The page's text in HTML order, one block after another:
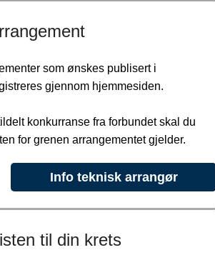
som ønskes publisert i
gjennom hjemmesiden.
konkurranse fra forbundet skal du
for grenen arrangementet gjelder.
Info teknisk arrangør
til din krets